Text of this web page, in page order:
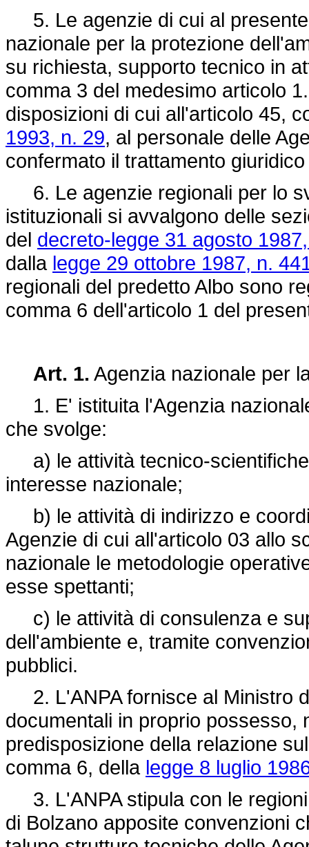
5. Le agenzie di cui al
nazionale per la protezione
su richiesta, supporto tecnico in
comma 3 del medesimo articolo
disposizioni di cui all'articolo 45,
1993, n. 29, al personale delle
confermato il trattamento
6. Le agenzie regionali per lo
istituzionali si avvalgono delle
del decreto-legge 31 agosto
dalla legge 29 ottobre 1987, n.
regionali del predetto Albo sono
comma 6 dell'articolo 1 del
Art. 1. Agenzia nazionale per
1. E' istituita l'Agenzia
che svolge:
a) le attività tecnico-
interesse nazionale;
b) le attività di indirizzo e
Agenzie di cui all'articolo 03 allo
nazionale le metodologie
esse spettanti;
c) le attività di consulenza e
dell'ambiente e, tramite
pubblici.
2. L'ANPA fornisce al Ministro
documentali in proprio possesso,
predisposizione della relazione
comma 6, della legge 8 luglio
3. L'ANPA stipula con le
di Bolzano apposite convenzioni